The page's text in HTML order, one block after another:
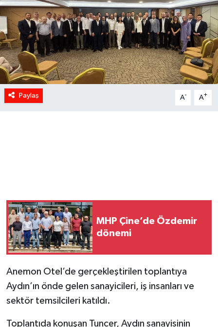
Paylaş A- A+
MHP Çine’de Özdemir
dönemi
Anemon Otel’de gerçekleştirilen toplantıya
Aydın’ın önde gelen sanayicileri, iş insanları ve
sektör temsilcileri katıldı.
Toplantıda konuşan Tuncer, Aydın sanayisinin